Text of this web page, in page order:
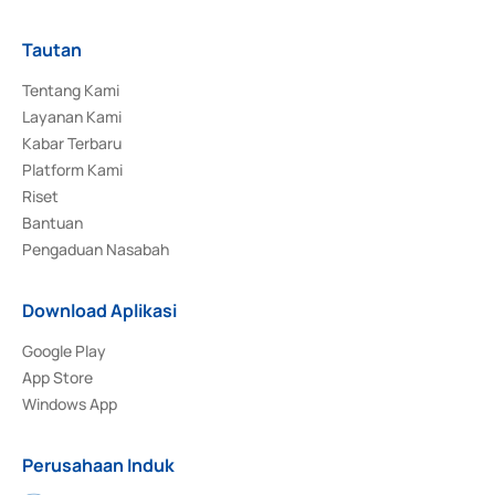
Tautan
Tentang Kami
Layanan Kami
Kabar Terbaru
Platform Kami
Riset
Bantuan
Pengaduan Nasabah
Download Aplikasi
Google Play
App Store
Windows App
Perusahaan Induk